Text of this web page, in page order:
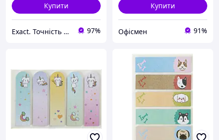
Купити
Exact. Точність у роботі. Свобода у творчості. 97%
Купити
Офісмен 91%